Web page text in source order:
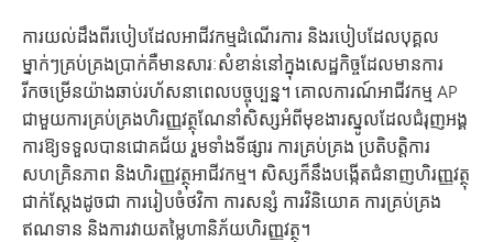
ការយល់ដឹងពីរបៀបដែលអាជីវកម្មដំណើរការ និងរបៀបដែលបុគ្គល
ម្នាក់ៗគ្រប់គ្រងប្រាក់គឺមានសារៈសំខាន់នៅក្នុងសេដ្ឋកិច្ចដែលមានការ
រីកចម្រើនយ៉ាងឆាប់រហ័សនាពេលបច្ចុប្បន្ន។ គោលការណ៍អាជីវកម្ម AP
ជាមួយការគ្រប់គ្រងហិរញ្ញវត្ថុណែនាំសិស្សអំពីមុខងារស្នូលដែលជំរុញអង្គ
ការឱ្យទទួលបានជោគជ័យ រួមទាំងទីផ្សារ ការគ្រប់គ្រង ប្រតិបត្តិការ
សហគ្រិនភាព និងហិរញ្ញវត្ថុអាជីវកម្ម។ សិស្សក៏នឹងបង្កើតជំនាញហិរញ្ញវត្ថុ
ជាក់ស្តែងដូចជា ការរៀបចំថវិកា ការសន្សំ ការវិនិយោគ ការគ្រប់គ្រង
ឥណទាន និងការវាយតម្លៃហានិភ័យហិរញ្ញវត្ថុ។